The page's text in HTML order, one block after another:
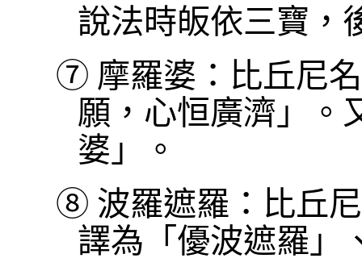
說法時皈依三寶，
⑦ 摩羅婆：比丘尼
願，心恒廣濟」。
婆」。
⑧ 波羅遮羅：比丘
譯為「優波遮羅」